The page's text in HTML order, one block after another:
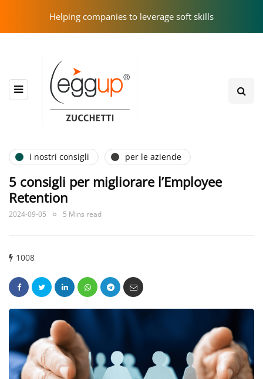
Helping companies to leverage soft skills
i nostri consigli per le aziende
5 consigli per migliorare l’Employee
Retention
2024-09-05 5 Mins read
1008